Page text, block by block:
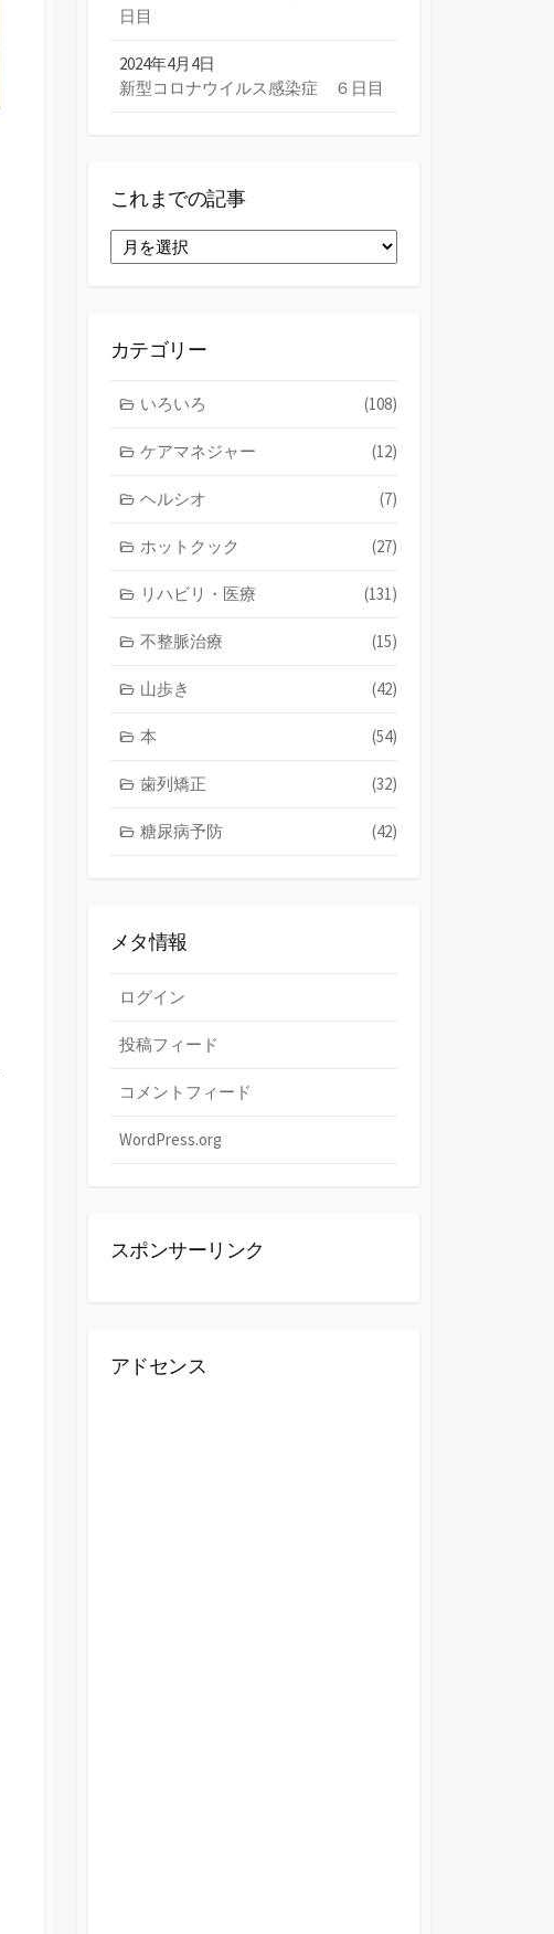
日目
2024年4月4日
新型コロナウイルス感染症 ６日目
これまでの記事
れ
記
カテゴリー
いろいろ (108)
ケアマネジャー (12)
ヘルシオ (7)
ホットクック (27)
リハビリ・医療 (131)
不整脈治療 (15)
山歩き (42)
本 (54)
歯列矯正 (32)
糖尿病予防 (42)
メタ情報
ログイン
投稿フィード
コメントフィード
WordPress.org
スポンサーリンク
アドセンス